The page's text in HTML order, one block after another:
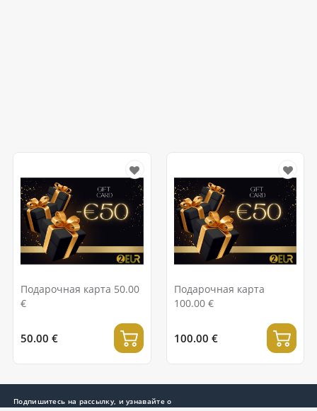
Подарочная карта 50.00
€
50.00 €
Подарочная карта
100.00 €
100.00 €
Подпишитесь на рассылку, и узнавайте о